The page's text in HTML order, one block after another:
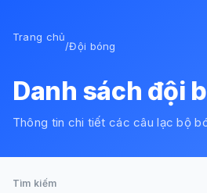
Trang chủ
/Đội bóng
Danh sách đội
Thông tin chi tiết các câu lạc bộ
Tìm kiếm